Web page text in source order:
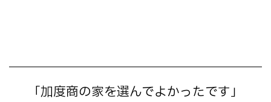
「加度商の家を選んでよかったです」